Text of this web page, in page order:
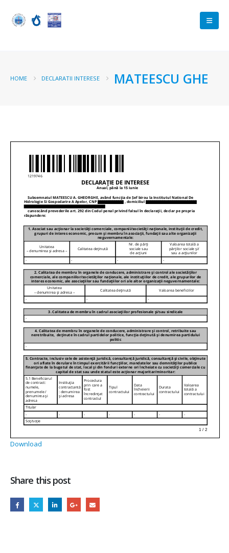
HOME DECLARATII INTERESE MATEESCU GHE
Download
Share this post